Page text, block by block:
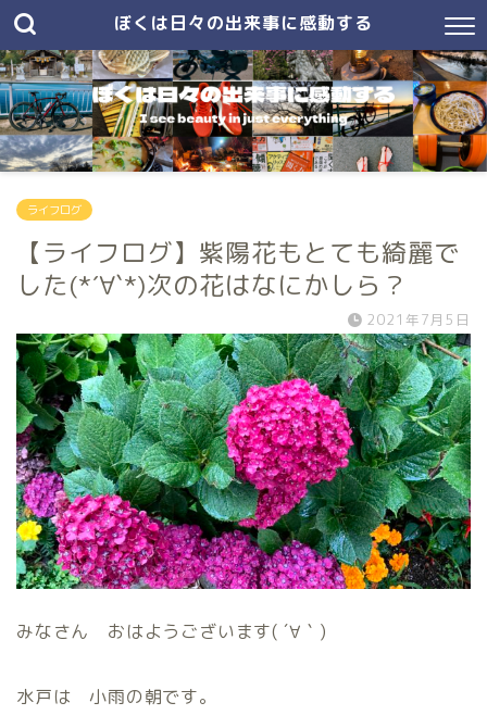
ぼくは日々の出来事に感動する
ライフログ
【ライフログ】紫陽花もとても綺麗で
した(*´∀`*)次の花はなにかしら？
2021年7月5日
みなさん おはようございます( ´∀｀)
水戸は 小雨の朝です。